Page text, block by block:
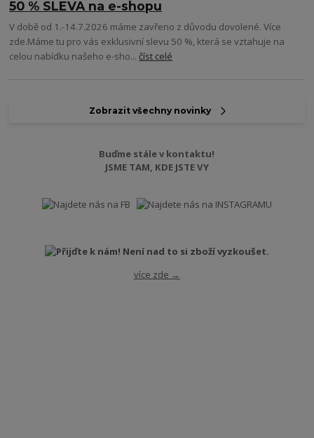
50 % SLEVA na e-shopu
V době od 1.-14.7.2026 máme zavřeno z důvodu dovolené. Více
zde.Máme tu pro vás exklusivní slevu 50 %, která se vztahuje na
celou nabídku našeho e-sho...číst celé
Zobrazit všechny novinky
Buďme stále v kontaktu!
JSME TAM, KDE JSTE VY
více zde →